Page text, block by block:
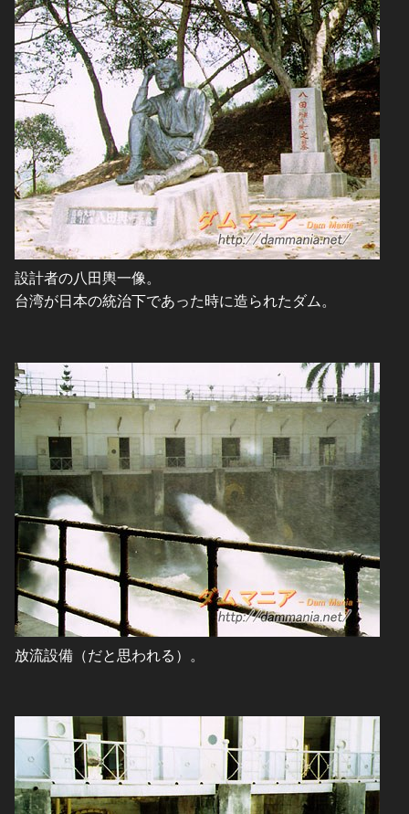
設計者の八田輿一像。
台湾が日本の統治下であった時に造られたダム。
放流設備（だと思われる）。